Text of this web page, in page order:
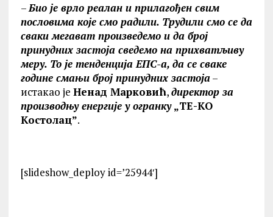
–Био је врло реалан и прилагођен свим
пословима које смо радили. Трудили смо се да
сваки мегават произведемо и да број
принудних застоја сведемо на прихватљиву
меру. То је тенденција ЕПС-а, да се сваке
године смањи број принудних застоја–
истакао је Ненад Марковић,директор за
производњу енергије у огранку„ТЕ-KО
Kостолац”.
[slideshow_deploy id=’25944′]